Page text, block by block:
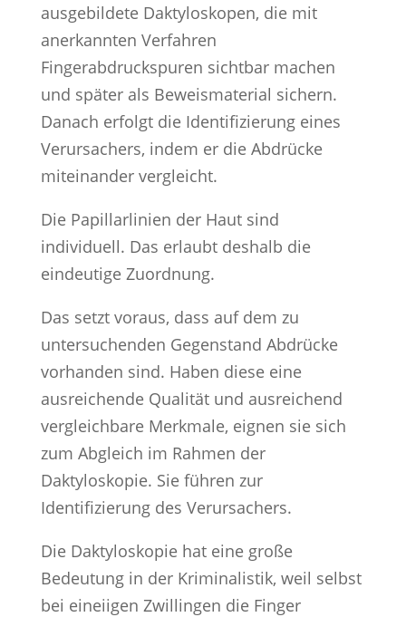
ausgebildete Daktyloskopen, die mit
anerkannten Verfahren
Fingerabdruckspuren sichtbar machen
und später als Beweismaterial sichern.
Danach erfolgt die Identifizierung eines
Verursachers, indem er die Abdrücke
miteinander vergleicht.
Die Papillarlinien der Haut sind
individuell. Das erlaubt deshalb die
eindeutige Zuordnung.
Das setzt voraus, dass auf dem zu
untersuchenden Gegenstand Abdrücke
vorhanden sind. Haben diese eine
ausreichende Qualität und ausreichend
vergleichbare Merkmale, eignen sie sich
zum Abgleich im Rahmen der
Daktyloskopie. Sie führen zur
Identifizierung des Verursachers.
Die Daktyloskopie hat eine große
Bedeutung in der Kriminalistik, weil selbst
bei eineiigen Zwillingen die Finger